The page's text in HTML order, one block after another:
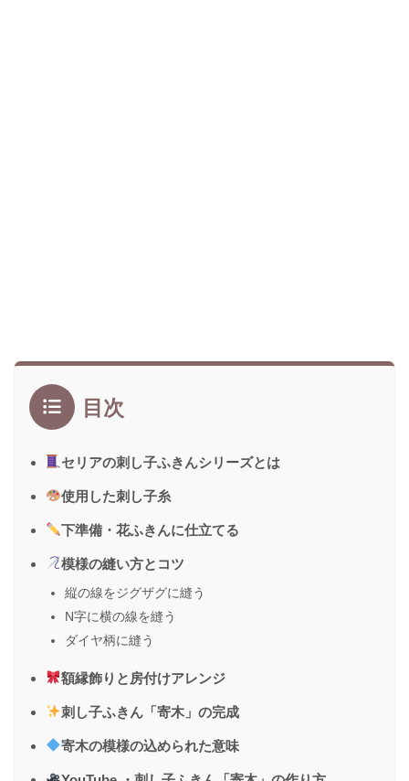
目次
セリアの刺し子ふきんシリーズとは
使用した刺し子糸
下準備・花ふきんに仕立てる
模様の縫い方とコツ
縦の線をジグザグに縫う
N字に横の線を縫う
ダイヤ柄に縫う
額縁飾りと房付けアレンジ
刺し子ふきん「寄木」の完成
寄木の模様の込められた意味